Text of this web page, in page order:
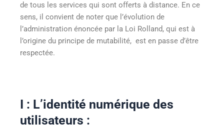
de tous les services qui sont offerts à distance. En ce
sens, il convient de noter que l’évolution de
l’administration énoncée par la Loi Rolland, qui est à
l’origine du principe de mutabilité, est en passe d’être
respectée.
I : L’identité numérique des
utilisateurs :